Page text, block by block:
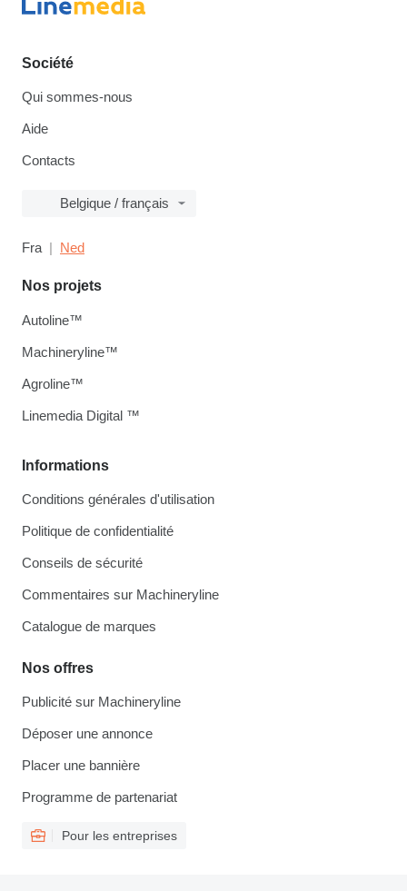
Société
Qui sommes-nous
Aide
Contacts
Belgique / français
Fra Ned
Informations
Conditions générales d'utilisation
Politique de confidentialité
Conseils de sécurité
Commentaires sur Machineryline
Catalogue de marques
Nos offres
Publicité sur Machineryline
Déposer une annonce
Placer une bannière
Programme de partenariat
Pour les entreprises
Nos projets
Autoline™
Machineryline™
Agroline™
Linemedia Digital ™